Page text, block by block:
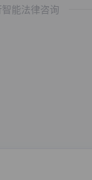
能法律咨询